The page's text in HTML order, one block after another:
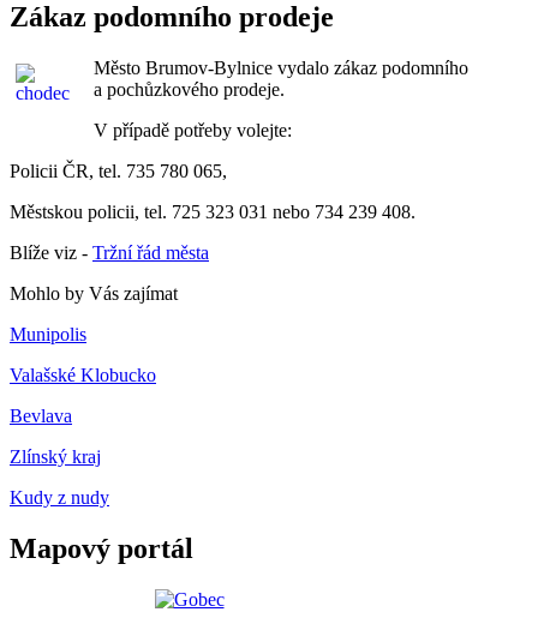
Zákaz podomního prodeje
Město Brumov-Bylnice vydalo zákaz podomního
a pochůzkového prodeje.
V případě potřeby volejte:
Policii ČR, tel. 735 780 065,
Městskou policii, tel. 725 323 031 nebo 734 239 408.
Blíže viz - Tržní řád města
Mohlo by Vás zajímat
Munipolis
Valašské Klobucko
Bevlava
Zlínský kraj
Kudy z nudy
Mapový portál